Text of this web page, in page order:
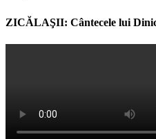
ZICĂLAŞII: Cântecele lui